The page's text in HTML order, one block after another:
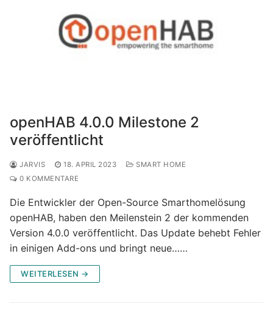
openHAB 4.0.0 Milestone 2
veröffentlicht
JARVIS 18. APRIL 2023
SMART HOME
0 KOMMENTARE
Die Entwickler der Open-Source Smarthomelösung
openHAB, haben den Meilenstein 2 der kommenden
Version 4.0.0 veröffentlicht. Das Update behebt Fehler
in einigen Add-ons und bringt neue……
WEITERLESEN →